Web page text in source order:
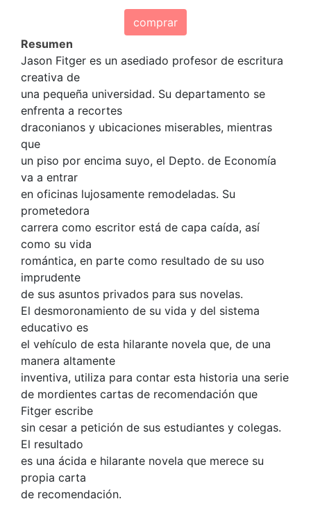
comprar
Resumen
Jason Fitger es un asediado profesor de escritura
creativa de
una pequeña universidad. Su departamento se
enfrenta a recortes
draconianos y ubicaciones miserables, mientras
que
un piso por encima suyo, el Depto. de Economía
va a entrar
en oficinas lujosamente remodeladas. Su
prometedora
carrera como escritor está de capa caída, así
como su vida
romántica, en parte como resultado de su uso
imprudente
de sus asuntos privados para sus novelas.
El desmoronamiento de su vida y del sistema
educativo es
el vehículo de esta hilarante novela que, de una
manera altamente
inventiva, utiliza para contar esta historia una serie
de mordientes cartas de recomendación que
Fitger escribe
sin cesar a petición de sus estudiantes y colegas.
El resultado
es una ácida e hilarante novela que merece su
propia carta
de recomendación.